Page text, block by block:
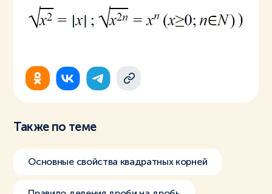
Также по теме
Основные свойства квадратных корней